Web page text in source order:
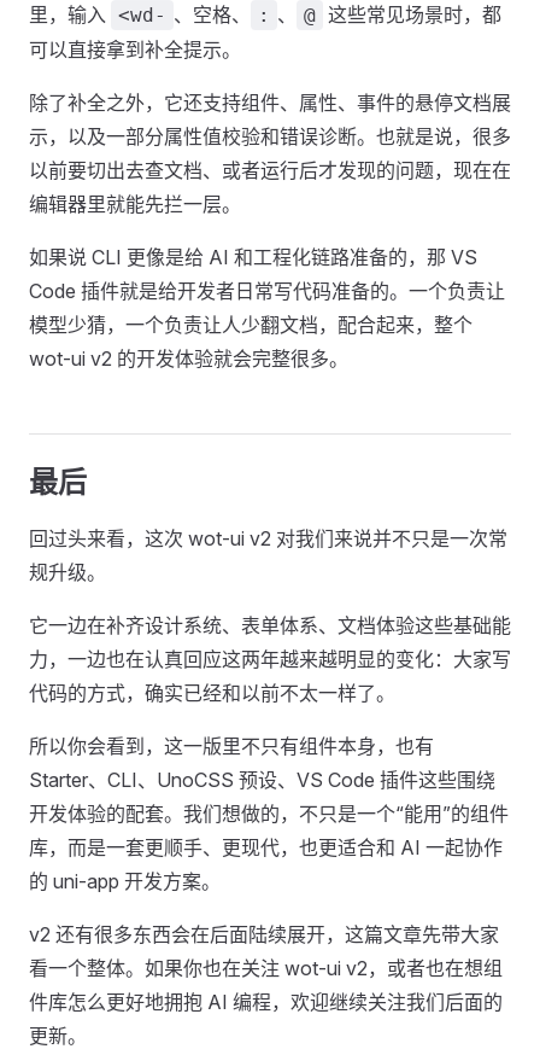
里，输入
<wd- 、空格、 : 、 @ 这些常见场景时，都
可以直接拿到补全提示。
除了补全之外，它还支持组件、属性、事件的悬停文档展
示，以及一部分属性值校验和错误诊断。也就是说，很多
以前要切出去查文档、或者运行后才发现的问题，现在在
编辑器里就能先拦一层。
如果说 CLI 更像是给 AI 和工程化链路准备的，那 VS
Code 插件就是给开发者日常写代码准备的。一个负责让
模型少猜，一个负责让人少翻文档，配合起来，整个
wot-ui v2 的开发体验就会完整很多。
最后
回过头来看，这次 wot-ui v2 对我们来说并不只是一次常
规升级。
它一边在补齐设计系统、表单体系、文档体验这些基础能
力，一边也在认真回应这两年越来越明显的变化：大家写
代码的方式，确实已经和以前不太一样了。
所以你会看到，这一版里不只有组件本身，也有
Starter、CLI、UnoCSS 预设、VS Code 插件这些围绕
开发体验的配套。我们想做的，不只是一个“能用”的组件
库，而是一套更顺手、更现代，也更适合和 AI 一起协作
的 uni-app 开发方案。
v2 还有很多东西会在后面陆续展开，这篇文章先带大家
看一个整体。如果你也在关注 wot-ui v2，或者也在想组
件库怎么更好地拥抱 AI 编程，欢迎继续关注我们后面的
更新。